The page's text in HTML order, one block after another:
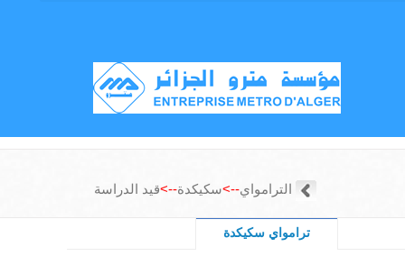
الترامواي-->سكيكدة-->قيد الدراسة
ترامواي سكيكدة